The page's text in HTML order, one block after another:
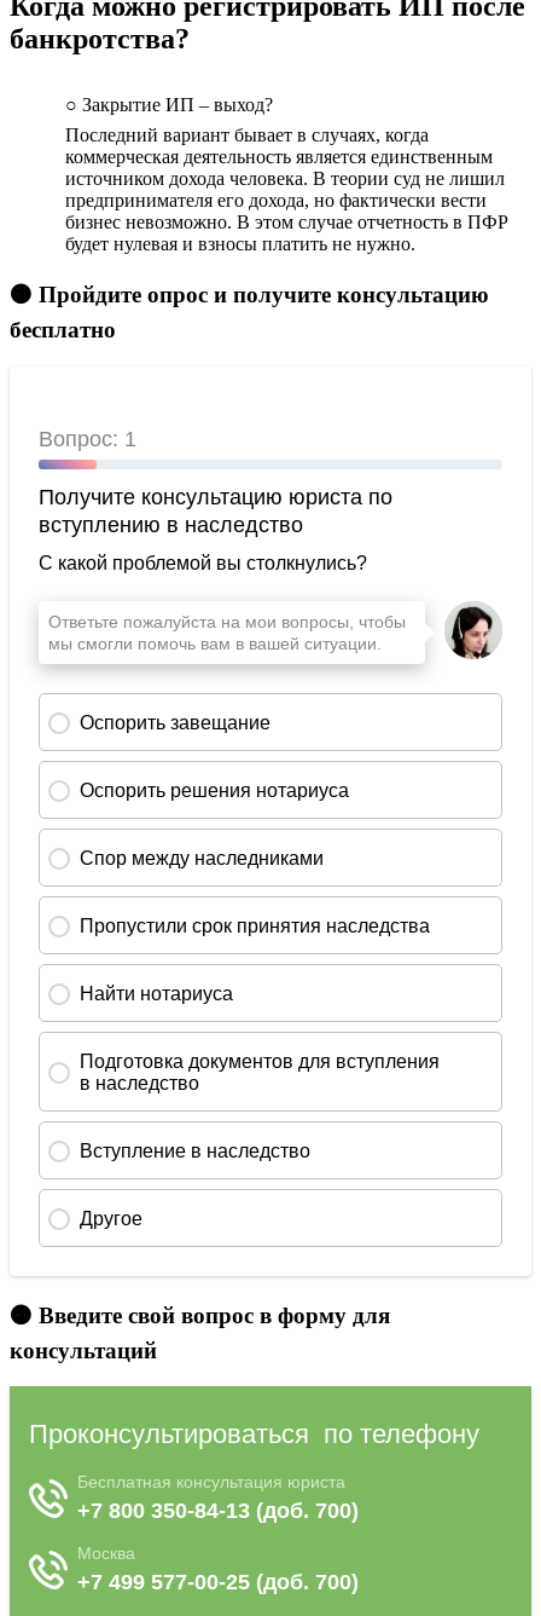
банкротства?
○ Закрытие ИП – выход?
Последний вариант бывает в случаях, когда
коммерческая деятельность является единственным
источником дохода человека. В теории суд не лишил
предпринимателя его дохода, но фактически вести
бизнес невозможно. В этом случае отчетность в ПФР
будет нулевая и взносы платить не нужно.
🟠 Пройдите опрос и получите консультацию
бесплатно
🟠 Введите свой вопрос в форму для
консультаций